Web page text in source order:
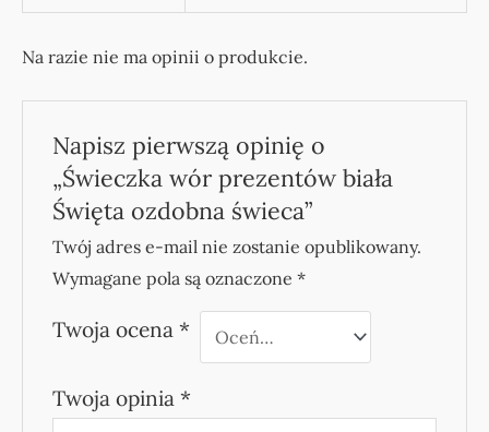
Na razie nie ma opinii o produkcie.
Napisz pierwszą opinię o
„Świeczka wór prezentów biała
Święta ozdobna świeca”
Twój adres e-mail nie zostanie opublikowany.
Wymagane pola są oznaczone *
Twoja ocena *
Twoja opinia *